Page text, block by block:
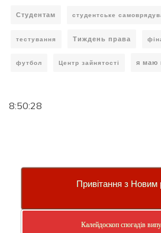
Студентам студентське
тестування Тиждень права
футбол Центр зайнятості я маю
8:50:29
Привітання з Новим
Калейдоскоп спогадів